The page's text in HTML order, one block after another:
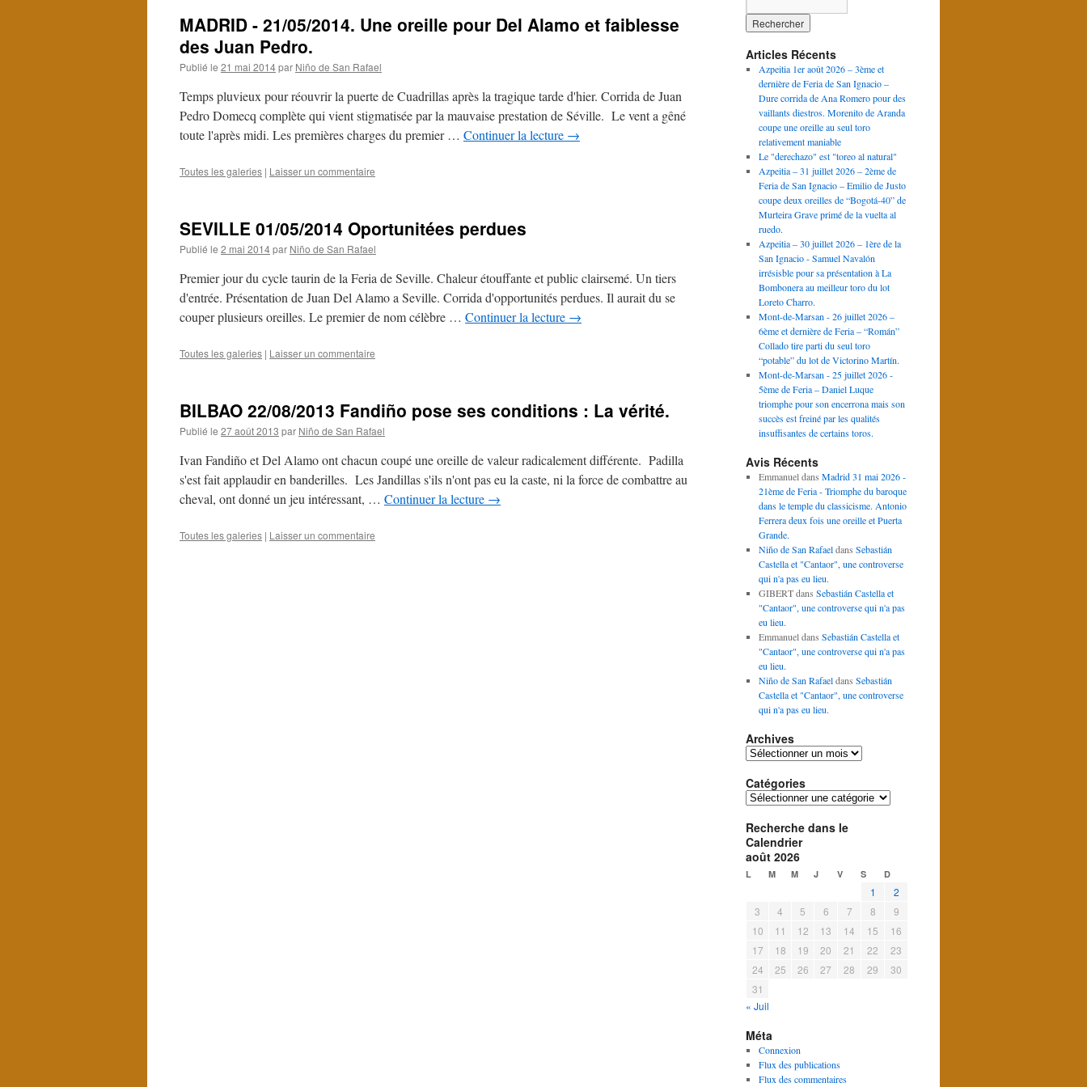
MADRID - 21/05/2014. Une oreille pour Del Alamo et faiblesse
des Juan Pedro.
Publié le 21 mai 2014par Niño de San Rafael
Temps pluvieux pour réouvrir la puerte de Cuadrillas après la tragique tarde d'hier. Corrida de Juan
Pedro Domecq complète qui vient stigmatisée par la mauvaise prestation de Séville. Le vent a gêné
toute l'après midi. Les premières charges du premier … Continuer la lecture →
Toutes les galeries | Laisser un commentaire
SEVILLE 01/05/2014 Oportunitées perdues
Publié le 2 mai 2014par Niño de San Rafael
Premier jour du cycle taurin de la Feria de Seville. Chaleur étouffante et public clairsemé. Un tiers
d'entrée. Présentation de Juan Del Alamo a Seville. Corrida d'opportunités perdues. Il aurait du se
couper plusieurs oreilles. Le premier de nom célèbre … Continuer la lecture →
Toutes les galeries | Laisser un commentaire
BILBAO 22/08/2013 Fandiño pose ses conditions : La vérité.
Publié le 27 août 2013 par Niño de San Rafael
Ivan Fandiño et Del Alamo ont chacun coupé une oreille de valeur radicalement différente. Padilla
s'est fait applaudir en banderilles. Les Jandillas s'ils n'ont pas eu la caste, ni la force de combattre au
cheval, ont donné un jeu intéressant, … Continuer la lecture →
Toutes les galeries | Laisser un commentaire
Articles Récents
Azpeitia 1er août 2026 – 3ème et
dernière de Feria de San Ignacio –
Dure corrida de Ana Romero pour des
vaillants diestros. Morenito de Aranda
coupe une oreille au seul toro
relativement maniable
Le "derechazo" est "toreo al natural"
Azpeitia – 31 juillet 2026 – 2ème de
Feria de San Ignacio – Emilio de Justo
coupe deux oreilles de “Bogotá-40” de
Murteira Grave primé de la vuelta al
ruedo.
Azpeitia – 30 juillet 2026 – 1ère de la
San Ignacio - Samuel Navalón
irrésisble pour sa présentation à La
Bombonera au meilleur toro du lot
Loreto Charro.
Mont-de-Marsan - 26 juillet 2026 –
6ème et dernière de Feria – “Román”
Collado tire parti du seul toro
“potable” du lot de Victorino Martín.
Mont-de-Marsan - 25 juillet 2026 -
5ème de Feria – Daniel Luque
triomphe pour son encerrona mais son
succès est freiné par les qualités
insuffisantes de certains toros.
Avis Récents
Emmanueldans Madrid 31 mai 2026 -
21ème de Feria - Triomphe du baroque
dans le temple du classicisme. Antonio
Ferrera deux fois une oreille et Puerta
Grande.
Niño de San Rafaeldans Sebastián
Castella et "Cantaor", une controverse
qui n'a pas eu lieu.
GIBERTdans Sebastián Castella et
"Cantaor", une controverse qui n'a pas
eu lieu.
Emmanueldans Sebastián Castella et
"Cantaor", une controverse qui n'a pas
eu lieu.
Niño de San Rafaeldans Sebastián
Castella et "Cantaor", une controverse
qui n'a pas eu lieu.
Archives
Archives
Catégories
Catégories
Recherche dans le
Calendrier
août 2026
L M M J V S D
1
2
3
4 5 6 7 8
9
10
11 12 13 14 15
16
17
18 19 20 21 22
23
24
25 26 27 28 29
30
31
« Juil
Méta
Connexion
Flux des publications
Flux des commentaires